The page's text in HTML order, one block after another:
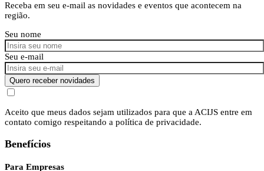
Receba em seu e-mail as novidades e eventos que acontecem na
região.
Seu nome
Seu e-mail
Quero receber novidades
Aceito que meus dados sejam utilizados para que a ACIJS entre em
contato comigo respeitando a política de privacidade.
Benefícios
Para Empresas